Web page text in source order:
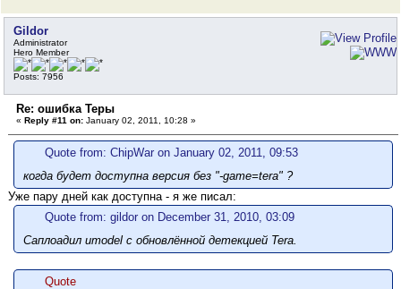
Gildor
Administrator
Hero Member
Posts: 7956
Re: ошибка Теры
« Reply #11 on: January 02, 2011, 10:28 »
Quote from: ChipWar on January 02, 2011, 09:53
когда будет доступна версия без "-game=tera" ?
Уже пару дней как доступна - я же писал:
Quote from: gildor on December 31, 2010, 03:09
Саплоадил umodel с обновлённой детекцией Tera.
Quote